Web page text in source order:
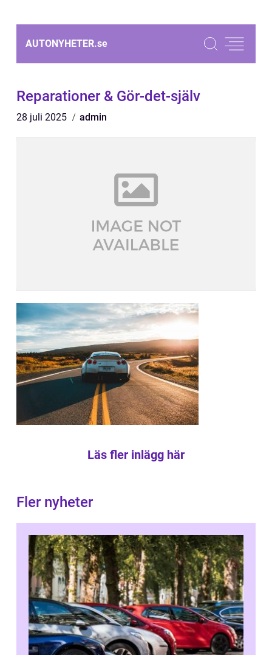
AUTONYHETER.se
Reparationer & Gör-det-själv
28 juli 2025 admin
Läs fler inlägg här
Fler nyheter